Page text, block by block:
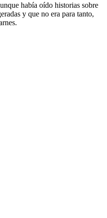
había oído historias sobre
y que no era para tanto,